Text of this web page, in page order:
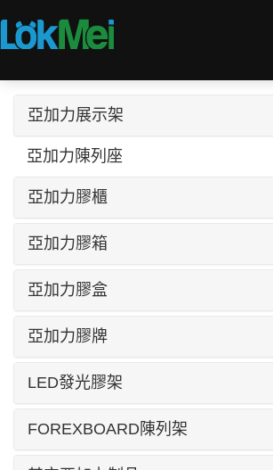
亞加力展示架
亞加力陳列座
亞加力膠櫃
亞加力膠箱
亞加力膠盒
亞加力膠牌
LED發光膠架
FOREXBOARD陳列架